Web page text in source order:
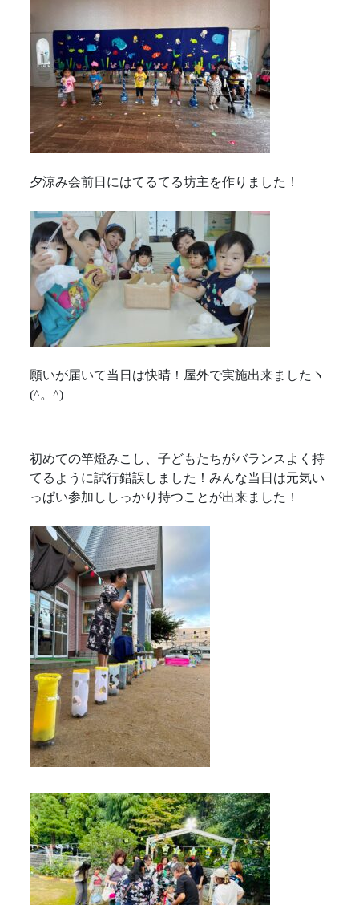
夕涼み会前日にはてるてる坊主を作りました！
願いが届いて当日は快晴！屋外で実施出来ましたヽ
(^。^)
初めての竿燈みこし、子どもたちがバランスよく持
てるように試行錯誤しました！みんな当日は元気い
っぱい参加ししっかり持つことが出来ました！